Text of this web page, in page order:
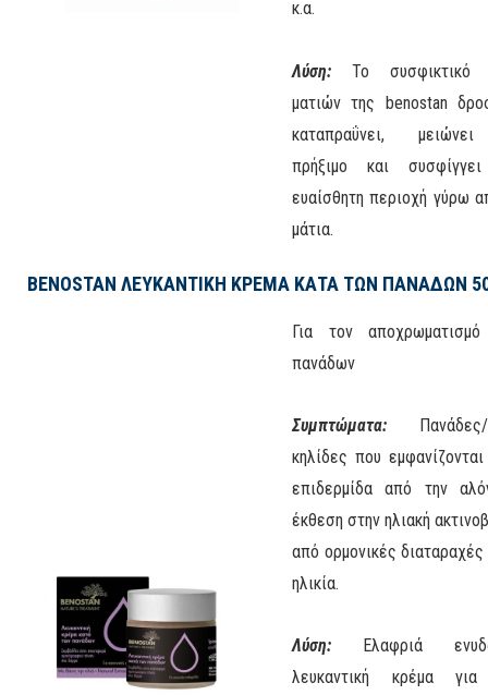
κ.α.
Λύση: Το συσφικτικό
ματιών της benostan
καταπραΰνει,
πρήξιμο και
ευαίσθητη περιοχή γύρω
μάτια.
BENOSTAN ΛΕΥΚΑΝΤΙΚΗ ΚΡΕΜΑ ΚΑΤΑ ΤΩΝ ΠΑΝΑΔΩΝ
Για τον
πανάδων
Συμπτώματα:
κηλίδες που
επιδερμίδα από την
έκθεση στην ηλιακή
από ορμονικές διαταραχές
ηλικία.
Λύση:
Ελαφριά
λευκαντική κρέμα